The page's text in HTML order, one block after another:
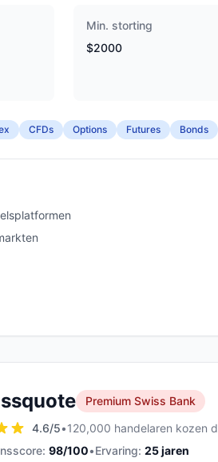
Min. storting
$2000
CFDs Options Futures Bonds
Premium Swiss Bank
4.6/5•120,000 handelaren kozen
98/100•Ervaring: 25jaren